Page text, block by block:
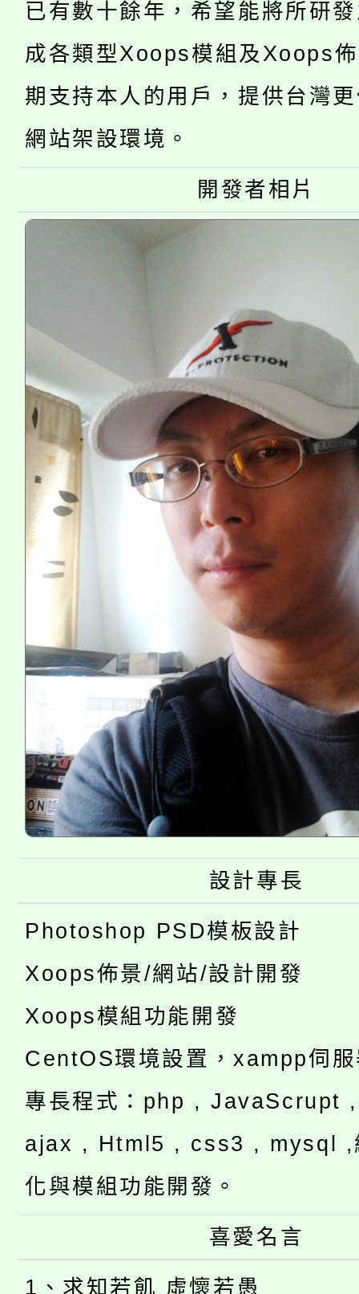
代理(課)教師甄選結果
「2026金融保險知識
車」活動
桃園市115學年度學生
生本土語及新住民語歌
公告本校115學年度第
代理(課)教師甄選結果(
公告本校115學年度第
代理(課)教師甄選結果
轉知中國文化大學推廣
《TA101》溝通分析基
程，歡迎學生輔導中心
心理、諮商輔導、社會
系所師生報名參加。
轉知苗栗縣政府辦理
縣市「校園短影音徵
門員」簡章及活動海報
踴躍報名參加。
已有數十餘年，希望能將所研
成各類型Xoops模組及Xoops
期支持本人的用戶，提供台灣
網站架設環境。
開發者相片
設計專長
Photoshop PSD模板設計
Xoops佈景/網站/設計開發
Xoops模組功能開發
CentOS環境設置，xampp伺
專長程式：php , JavaScrupt
ajax , Html5 , css3 , mysql ,
化與模組功能開發。
喜愛名言
1、求知若飢 虛懷若愚